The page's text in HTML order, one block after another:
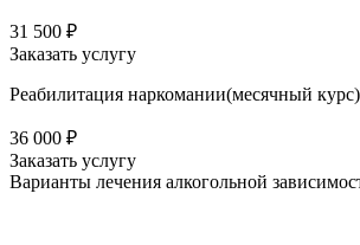
31 500 ₽
Заказать услугу
Реабилитация наркомании(месячный курс)
36 000 ₽
Заказать услугу
Варианты лечения алкогольной